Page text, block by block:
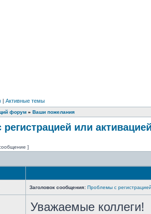
| Активные темы
форум » Ваши пожелания
или
]
Заголовок сообщения: Проблемы с
Уважаемые коллеги!